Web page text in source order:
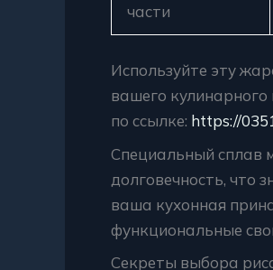
части
Используйте эту
вашего
по ссылке: https://
Специальный сплав
долговечность, что
ваша кухонная
функциональные
Секреты выбора